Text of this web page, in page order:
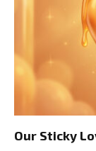
Our Sticky